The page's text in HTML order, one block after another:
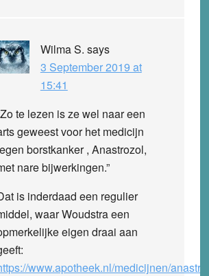
Wilma S. says
3 September 2019 at
15:41
te lezen is ze wel naar een
geweest voor het medicijn
borstkanker , Anastrozol,
nare bijwerkingen.”
is inderdaad een regulier
waar Woudstra een
eigen draai aan
www.apotheek.nl/medicijnen/